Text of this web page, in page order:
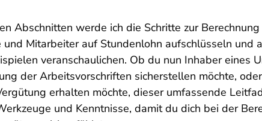
Abschnitten werde ich die Schritte zur
Mitarbeiter auf Stundenlohn aufschlüsseln und
veranschaulichen. Ob du nun Inhaber eines
der Arbeitsvorschriften sicherstellen möchte,
erhalten möchte, dieser umfassende
und Kenntnisse, damit du dich bei der